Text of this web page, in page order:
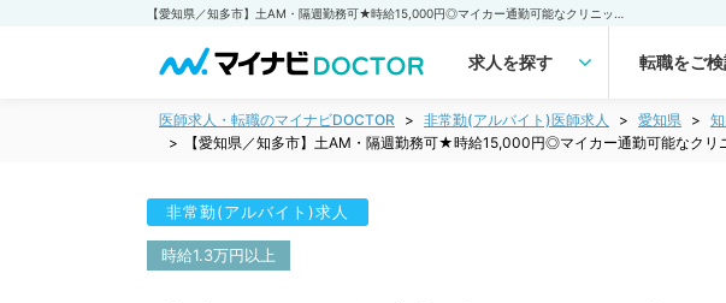
求人を探す 転職をご
医師求人・転職のマイナビDOCTOR 非常勤(アルバイト)医師求人 愛知県
【愛知県／知多市】土AM・隔週勤務可★時給15,000円◎マイカー通勤可能なク
非常勤(アルバイト)求人
時給1.3万円以上